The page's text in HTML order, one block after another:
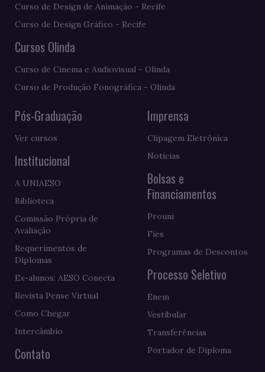
Curso de Design de Animação - Recife
Curso de Design Gráfico - Recife
Cursos Olinda
Curso de Cinema e Audiovisual - Olinda
Curso de Produção Fonográfica - Olinda
Pós-Graduação
Ver cursos
Institucional
A UNIAESO
Biblioteca
Comissão Própria de
Avaliação
Requerimentos de
Diplomas
Ex-alunos: AESO Conecta
Revista Pense Virtual
Como Chegar
Intercâmbio
Contato
Imprensa
Clipagem Eletrônica
Notícias
Bolsas e
Financiamentos
Prouni
Fies
Programas de Descontos
Processo Seletivo
Enem
Vestibular
Transferências
Portador de Diploma